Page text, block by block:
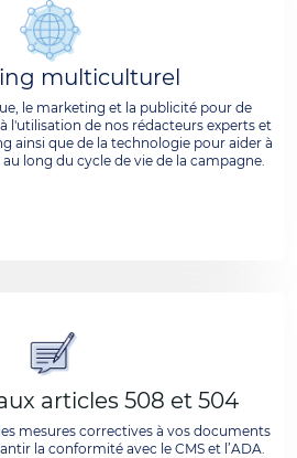
multiculturel
le marketing et la publicité pour de
l'utilisation de nos rédacteurs experts et
ainsi que de la technologie pour aider à
long du cycle de vie de la campagne.
articles 508 et 504
mesures correctives à vos documents
la conformité avec le CMS et l’ADA.